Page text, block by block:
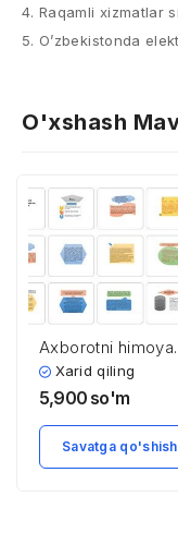
4. Raqamli xizmatlar
5. O’zbekistonda
O'xshash
Axborotni himoya
qilishning usullari
ko’rinishlari
Xarid qiling
5,900 so'm
Savatga qo'shish